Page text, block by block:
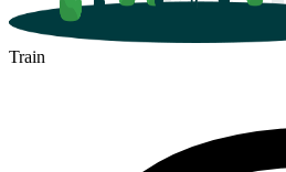
Train